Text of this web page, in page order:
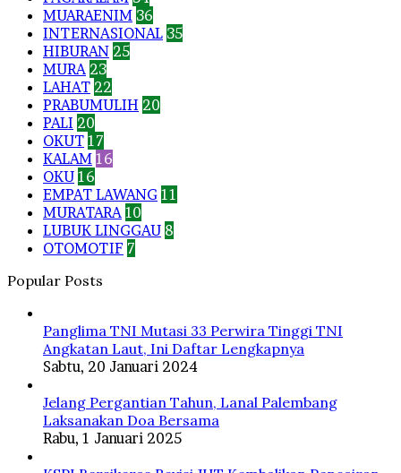
MUARAENIM 36
INTERNASIONAL 35
HIBURAN 25
MURA 23
LAHAT 22
PRABUMULIH 20
PALI 20
OKUT 17
KALAM 16
OKU 16
EMPAT LAWANG 11
MURATARA 10
LUBUK LINGGAU 8
OTOMOTIF 7
Popular Posts
Panglima TNI Mutasi 33 Perwira Tinggi TNI
Angkatan Laut, Ini Daftar Lengkapnya
Sabtu, 20 Januari 2024
Jelang Pergantian Tahun, Lanal Palembang
Laksanakan Doa Bersama
Rabu, 1 Januari 2025